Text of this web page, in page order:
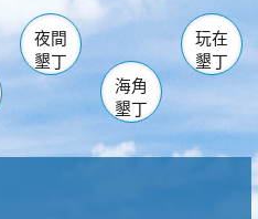
佳樂水
森林遊樂區
墾管處遊客中心
社頂公園 風吹沙
船帆石 龍磐公園
香蕉灣
砂島
鵝鑾鼻
夜間
墾丁
海角
墾丁
玩在
墾丁